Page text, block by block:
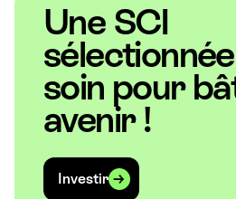
Une SCI
soin pour
avenir !
Investir